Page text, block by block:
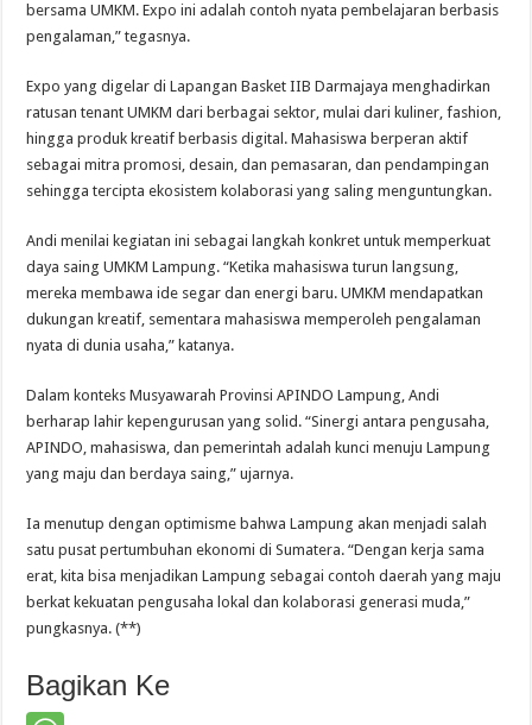
bersama UMKM. Expo ini adalah contoh nyata pembelajaran berbasis
pengalaman,” tegasnya.
Expo yang digelar di Lapangan Basket IIB Darmajaya menghadirkan
ratusan tenant UMKM dari berbagai sektor, mulai dari kuliner, fashion,
hingga produk kreatif berbasis digital. Mahasiswa berperan aktif
sebagai mitra promosi, desain, dan pemasaran, dan pendampingan
sehingga tercipta ekosistem kolaborasi yang saling menguntungkan.
Andi menilai kegiatan ini sebagai langkah konkret untuk memperkuat
daya saing UMKM Lampung. “Ketika mahasiswa turun langsung,
mereka membawa ide segar dan energi baru. UMKM mendapatkan
dukungan kreatif, sementara mahasiswa memperoleh pengalaman
nyata di dunia usaha,” katanya.
Dalam konteks Musyawarah Provinsi APINDO Lampung, Andi
berharap lahir kepengurusan yang solid. “Sinergi antara pengusaha,
APINDO, mahasiswa, dan pemerintah adalah kunci menuju Lampung
yang maju dan berdaya saing,” ujarnya.
Ia menutup dengan optimisme bahwa Lampung akan menjadi salah
satu pusat pertumbuhan ekonomi di Sumatera. “Dengan kerja sama
erat, kita bisa menjadikan Lampung sebagai contoh daerah yang maju
berkat kekuatan pengusaha lokal dan kolaborasi generasi muda,”
pungkasnya. (**)
Bagikan Ke